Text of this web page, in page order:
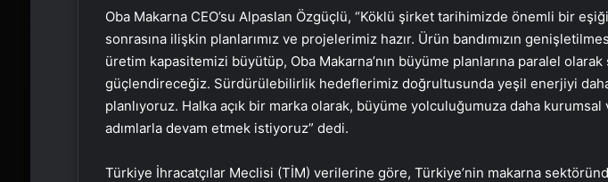
Oba Makarna CEO’su Alpaslan Özgüçlü, “Köklü şirket tarihimizde önemli bir
sonrasına ilişkin planlarımız ve projelerimiz hazır. Ürün bandımızın
üretim kapasitemizi büyütüp, Oba Makarna’nın büyüme planlarına paralel
güçlendireceğiz. Sürdürülebilirlik hedeflerimiz doğrultusunda yeşil enerjiyi
planlıyoruz. Halka açık bir marka olarak, büyüme yolculuğumuza daha
adımlarla devam etmek istiyoruz” dedi.
Türkiye İhracatçılar Meclisi (TİM) verilerine göre, Türkiye’nin makarna